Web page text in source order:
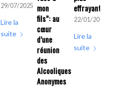
29/07/2025
Lire la
suite
mon
fils”: au
cœur
d’une
réunion
des
Alcooliques
Anonymes
effrayant
22/01/2025
Lire la
suite